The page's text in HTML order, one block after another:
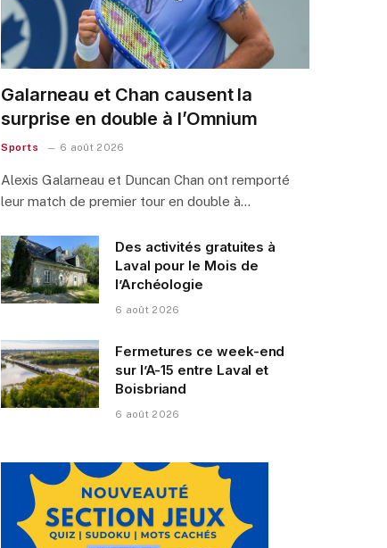
Galarneau et Chan causent la
surprise en double à l’Omnium
Sports 6 août 2026
Alexis Galarneau et Duncan Chan ont remporté
leur match de premier tour en double à…
Des activités gratuites à
Laval pour le Mois de
l’Archéologie
6 août 2026
Fermetures ce week-end
sur l’A-15 entre Laval et
Boisbriand
6 août 2026